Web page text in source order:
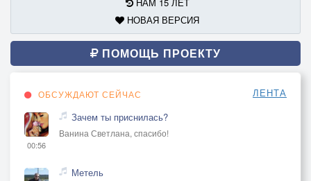
НОВАЯ ВЕРСИЯ
ПОМОЩЬ ПРОЕКТУ
ОБСУЖДАЮТ СЕЙЧАС ЛЕНТА
00:56
Зачем ты приснилась?
Ванина Светлана, спасибо!
Метель